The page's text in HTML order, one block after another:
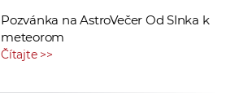
Pozvánka na AstroVečer Od Slnka k
meteorom
Čítajte >>